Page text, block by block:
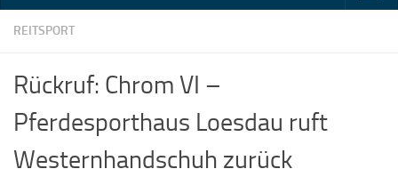
REITSPORT
Rückruf: Chrom VI –
Pferdesporthaus Loesdau ruft
Westernhandschuh zurück